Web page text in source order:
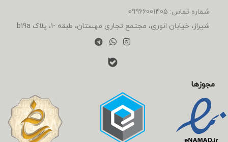
شماره تماس: 09966001405
شیراز، خیابان انوری، مجتمع تجاری مهستان، طبقه -1، پلاک b19a
مجوزها